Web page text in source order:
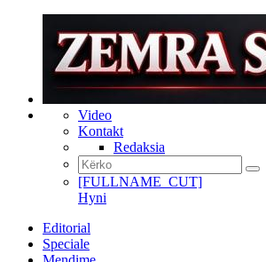
Video
Kontakt
Redaksia
[FULLNAME_CUT]
Hyni
Editorial
Speciale